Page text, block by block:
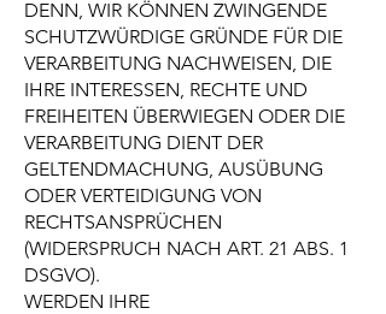
DENN, WIR KÖNNEN ZWINGENDE
SCHUTZWÜRDIGE GRÜNDE FÜR DIE
VERARBEITUNG NACHWEISEN, DIE
IHRE INTERESSEN, RECHTE UND
FREIHEITEN ÜBERWIEGEN ODER DIE
VERARBEITUNG DIENT DER
GELTENDMACHUNG, AUSÜBUNG
ODER VERTEIDIGUNG VON
RECHTSANSPRÜCHEN
(WIDERSPRUCH NACH ART. 21 ABS. 1
DSGVO).
WERDEN IHRE